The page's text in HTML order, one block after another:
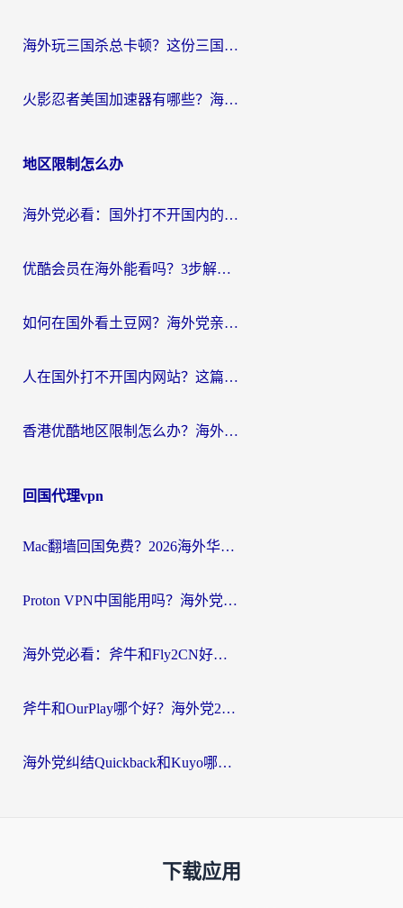
海外玩三国杀总卡顿？这份三国杀游戏加速器指南帮你告别延迟烦恼
火影忍者美国加速器有哪些？海外党亲测的国服游戏加速全攻略（含菲律宾玩三国之刃守望黎明技巧）
地区限制怎么办
海外党必看：国外打不开国内的app怎么办？3步解决你的乡愁
优酷会员在海外能看吗？3步解决海外追剧难题，附实测好用加速器推荐
如何在国外看土豆网？海外党亲测有效的追剧加速器选择指南
人在国外打不开国内网站？这篇攻略帮你无缝解锁国内资源（附交管12123使用技巧）
香港优酷地区限制怎么办？海外党亲测有效的追剧解决方案
回国代理vpn
Mac翻墙回国免费？2026海外华人亲测：从CCTV5直播到国内APP，这样选加速器才靠谱
Proton VPN中国能用吗？海外党选回国加速器的避坑指南（附番茄加速器实测）
海外党必看：斧牛和Fly2CN好用吗？3招教你选对回国加速器（附免费试用攻略）
斧牛和OurPlay哪个好？海外党2026亲测：选对加速器，国内资源秒加载
海外党纠结Quickback和Kuyo哪个好？选对回国加速器才能无缝刷国内资源
下载应用